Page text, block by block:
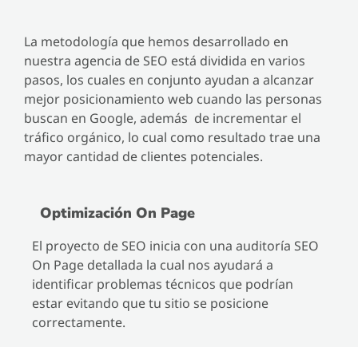
La metodología que hemos desarrollado en
nuestra agencia de SEO está dividida en varios
pasos, los cuales en conjunto ayudan a alcanzar
mejor posicionamiento web cuando las personas
buscan en Google, además de incrementar el
tráfico orgánico, lo cual como resultado trae una
mayor cantidad de clientes potenciales.
Optimización On Page
El proyecto de SEO inicia con una auditoría SEO
On Page detallada la cual nos ayudará a
identificar problemas técnicos que podrían
estar evitando que tu sitio se posicione
correctamente.